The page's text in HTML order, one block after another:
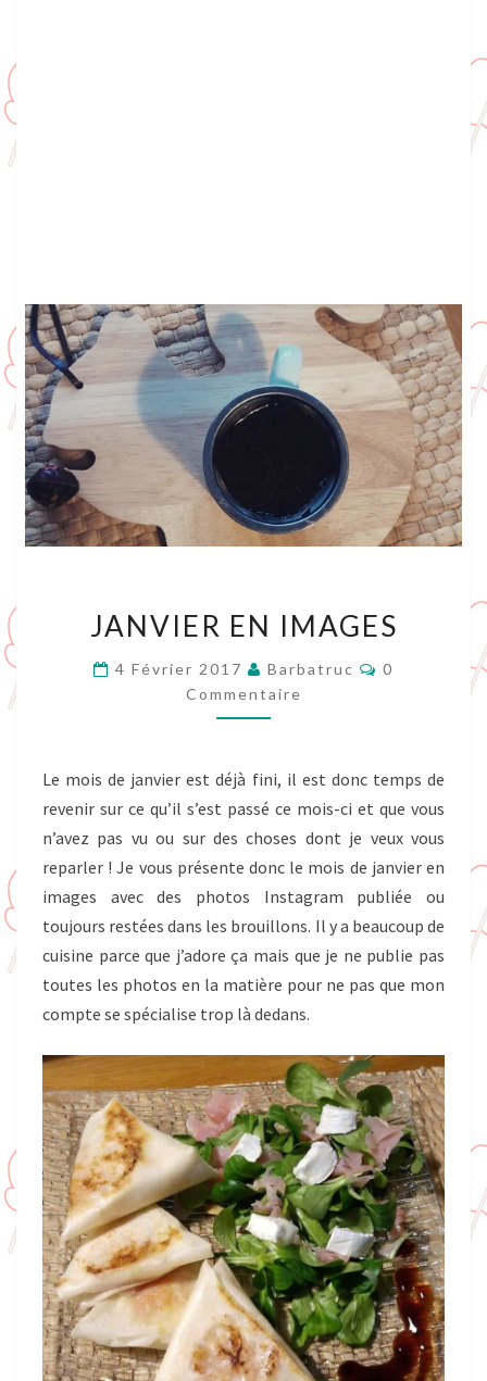
EN
JANVIER EN IMAGES
4 Février 2017 Barbatruc
0
Commentaire
Le mois de janvier est déjà fini, il est donc temps de
revenir sur ce qu’il s’est passé ce mois-ci et que vous
n’avez pas vu ou sur des choses dont je veux vous
reparler ! Je vous présente donc le mois de janvier en
images avec des photos Instagram publiée ou
toujours restées dans les brouillons. Il y a beaucoup de
cuisine parce que j’adore ça mais que je ne publie pas
toutes les photos en la matière pour ne pas que mon
compte se spécialise trop là dedans.